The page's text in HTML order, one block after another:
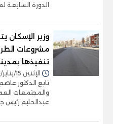
الدورة السابعة
وزير الإسكان
مشروعات
تنفيذها
الإثنين 15/يناير/2024 - 10:31 ص
تابع الدكتور
والمجتمعات
عبدالحليم رئيس